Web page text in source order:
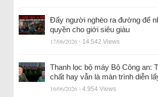
Đẩy người nghèo ra đường để
quyền cho giới siêu giàu
17/06/2026 - 14.542 Views
Thanh lọc bộ máy Bộ Công an:
chất hay vẫn là màn trình diễn
16/06/2026 - 4.954 Views